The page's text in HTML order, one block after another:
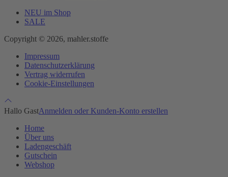
NEU im Shop
SALE
Copyright © 2026, mahler.stoffe
Impressum
Datenschutzerklärung
Vertrag widerrufen
Cookie-Einstellungen
Hallo GastAnmelden oder Kunden-Konto erstellen
Home
Über uns
Ladengeschäft
Gutschein
Webshop